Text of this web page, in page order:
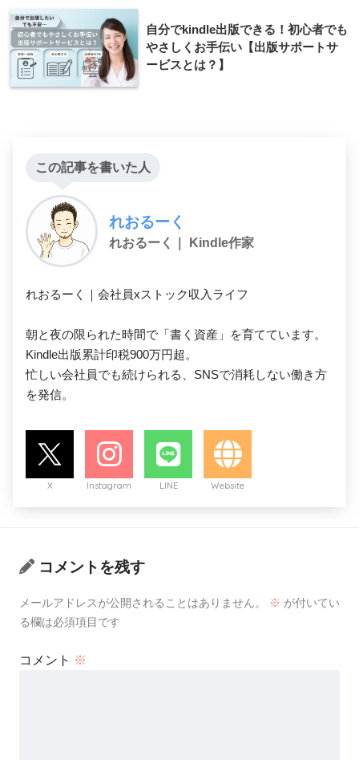
自分でkindle出版できる！初心者でも
やさしくお手伝い【出版サポートサ
ービスとは？】
この記事を書いた人
れおるーく
れおるーく｜ Kindle作家
れおるーく｜会社員xストック収入ライフ
朝と夜の限られた時間で「書く資産」を育てています。
Kindle出版累計印税900万円超。
忙しい会社員でも続けられる、SNSで消耗しない働き方
を発信。
X Instagram LINE Website
コメントを残す
メールアドレスが公開されることはありません。 ※ が付いてい
る欄は必須項目です
コメント ※